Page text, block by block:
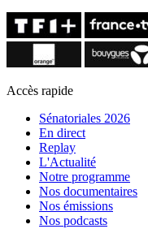
Accès rapide
Sénatoriales 2026
En direct
Replay
L'Actualité
Notre programme
Nos documentaires
Nos émissions
Nos podcasts